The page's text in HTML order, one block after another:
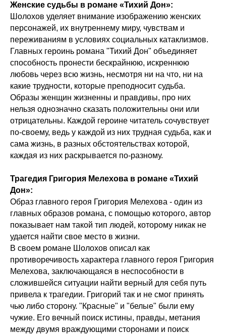
Женские судьбы в романе «Тихий Дон»:
Шолохов уделяет внимание изображению женских
персонажей, их внутреннему миру, чувствам и
переживаниям в условиях социальных катаклизмов.
Главных героинь романа "Тихий Дон" объединяет
способность пронести бескрайнюю, искреннюю
любовь через всю жизнь, несмотря ни на что, ни на
какие трудности, которые преподносит судьба.
Образы женщин жизненны и правдивы, про них
нельзя однозначно сказать положительны они или
отрицательны. Каждой героине читатель сочувствует
по-своему, ведь у каждой из них трудная судьба, как и
сама жизнь, в разных обстоятельствах которой,
каждая из них раскрывается по-разному.
Трагедия Григория Мелехова в романе «Тихий
Дон»:
Образ главного героя Григория Мелехова - один из
главных образов романа, с помощью которого, автор
показывает нам такой тип людей, которому никак не
удается найти свое место в жизни.
В своем романе Шолохов описал как
противоречивость характера главного героя Григория
Мелехова, заключающаяся в неспособности в
сложившейся ситуации найти верный для себя путь
привела к трагедии. Григорий так и не смог принять
чью либо сторону. "Красные" и "белые" были ему
чужие. Его вечный поиск истины, правды, метания
между двумя враждующими сторонами и поиск